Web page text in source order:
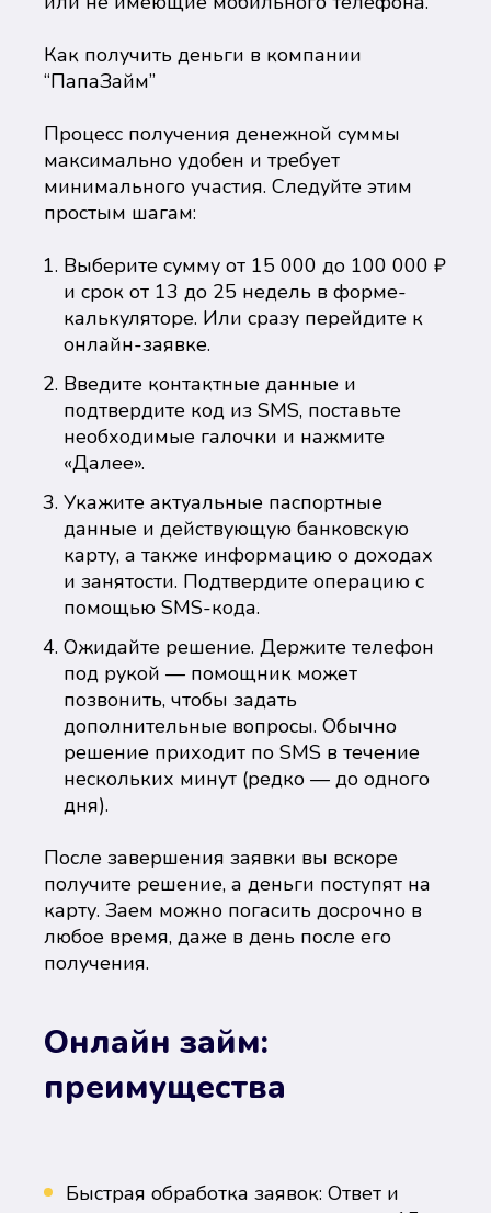
Как получить деньги в компании
“ПапаЗайм”
Процесс получения денежной суммы
максимально удобен и требует
минимального участия. Следуйте этим
простым шагам:
Выберите сумму от 15 000 до 100 000 ₽
и срок от 13 до 25 недель в форме-
калькуляторе. Или сразу перейдите к
онлайн-заявке.
Введите контактные данные и
подтвердите код из SMS, поставьте
необходимые галочки и нажмите
«Далее».
Укажите актуальные паспортные
данные и действующую банковскую
карту, а также информацию о доходах
и занятости. Подтвердите операцию с
помощью SMS-кода.
Ожидайте решение. Держите телефон
под рукой — помощник может
позвонить, чтобы задать
дополнительные вопросы. Обычно
решение приходит по SMS в течение
нескольких минут (редко — до одного
дня).
После завершения заявки вы вскоре
получите решение, а деньги поступят на
карту. Заем можно погасить досрочно в
любое время, даже в день после его
получения.
Онлайн займ:
преимущества
Быстрая обработка заявок: Ответ и